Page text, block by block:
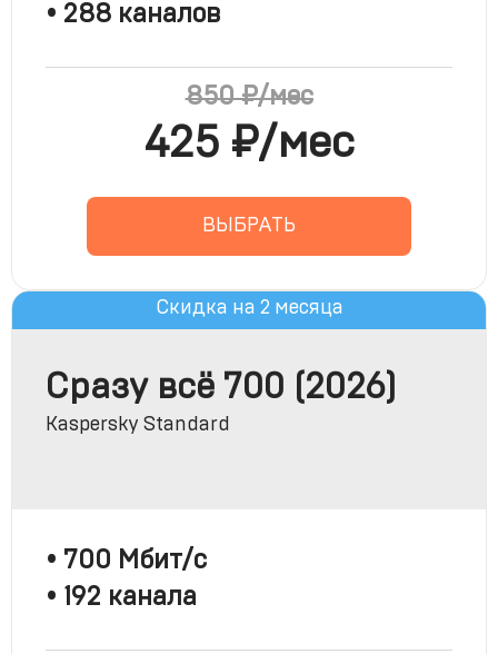
• 288 каналов
425 ₽/мес
ВЫБРАТЬ
Скидка на 2 месяца
Сразу всё 700 (2026)
Kaspersky Standard
• 700 Мбит/с
• 192 канала